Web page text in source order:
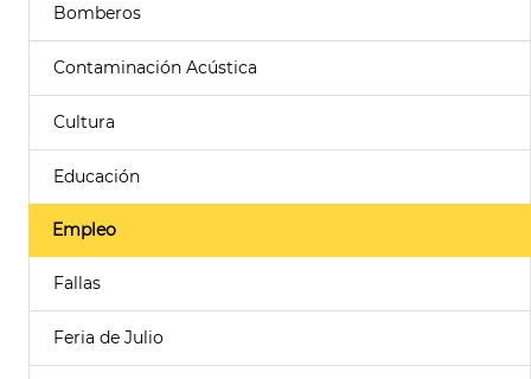
Bomberos
Contaminación Acústica
Cultura
Educación
Empleo
Fallas
Feria de Julio